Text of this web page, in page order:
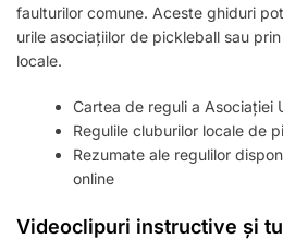
faulturilor comune. Aceste ghiduri
urile asociațiilor de pickleball sau
locale.
Cartea de reguli a Asociației
Regulile cluburilor locale de
Rezumate ale regulilor
online
Videoclipuri instructive și